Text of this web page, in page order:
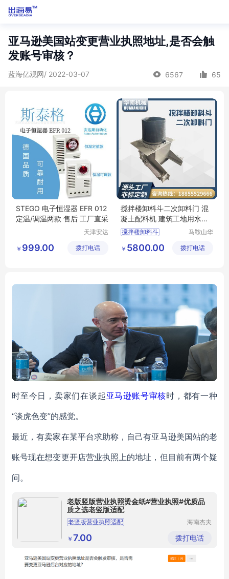
亚马逊美国站变更营业执照地址,是否会触
发账号审核？
蓝海亿观网/ 2022-03-07 6567 65
STEGO 电子恒湿器 EFR 012
定温/调温两款 售后 工厂直采
天津安达
设备有限
￥ 999.00 拨打电话
搅拌楼卸料斗二次卸料门 混
凝土配料机 建筑工地用水泥
搅拌设备
搅拌楼卸料斗
二次卸料门报价
马鞍山华
技有限公
￥ 5800.00 拨打电话
时至今日，卖家们在谈起亚马逊账号审核时，都有一种
“谈虎色变”的感觉。
最近，有卖家在某平台求助称，自己有亚马逊美国站的老
账号现在想变更开店营业执照上的地址，但目前有两个疑
问。
老版竖版营业执照烫金纸#营业执照#优质品
质之选老竖版适配
老竖版营业执照适配
老版竖版营业执照专用优质烫金纸
适配老竖版营业执照精美烫金纸
老版竖版营业执照烫金纸必备
海南杰夫
有限公司
￥ 7.00 拨打电话